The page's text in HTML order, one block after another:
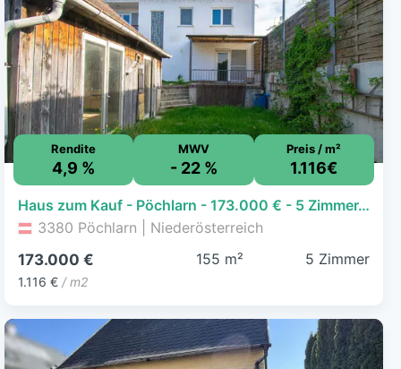
Rendite
4,9 %
MWV
- 22 %
Preis / m²
1.116€
Haus zum Kauf - Pöchlarn - 173.000 € - 5 Zimmer, 155 m², 260 m² Grundstück
3380 Pöchlarn | Niederösterreich
173.000 €
1.116 € / m2
155 m² 5 Zimmer